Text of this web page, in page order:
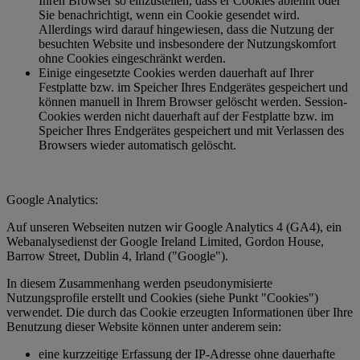
Sie benachrichtigt, wenn ein Cookie gesendet wird.
Allerdings wird darauf hingewiesen, dass die Nutzung der
besuchten Website und insbesondere der Nutzungskomfort
ohne Cookies eingeschränkt werden.
Einige eingesetzte Cookies werden dauerhaft auf Ihrer
Festplatte bzw. im Speicher Ihres Endgerätes gespeichert und
können manuell in Ihrem Browser gelöscht werden. Session-
Cookies werden nicht dauerhaft auf der Festplatte bzw. im
Speicher Ihres Endgerätes gespeichert und mit Verlassen des
Browsers wieder automatisch gelöscht.
Google Analytics:
Auf unseren Webseiten nutzen wir Google Analytics 4 (GA4), ein
Webanalysedienst der Google Ireland Limited, Gordon House,
Barrow Street, Dublin 4, Irland ("Google").
In diesem Zusammenhang werden pseudonymisierte
Nutzungsprofile erstellt und Cookies (siehe Punkt "Cookies")
verwendet. Die durch das Cookie erzeugten Informationen über Ihre
Benutzung dieser Website können unter anderem sein:
eine kurzzeitige Erfassung der IP-Adresse ohne dauerhafte